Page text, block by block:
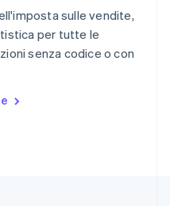
sulle vendite,
per tutte le
senza codice o con